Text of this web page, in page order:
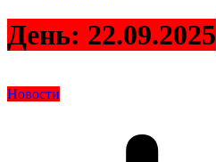
День: 22.09.2025
Новости